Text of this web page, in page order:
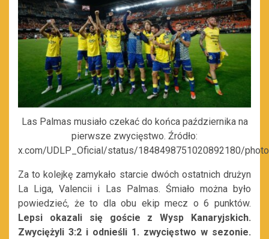
Las Palmas musiało czekać do końca października na
pierwsze zwycięstwo. Źródło:
x.com/UDLP_Oficial/status/1848498751020892180/
Za to kolejkę zamykało starcie dwóch ostatnich drużyn
La Liga, Valencii i Las Palmas. Śmiało można było
powiedzieć, że to dla obu ekip mecz o 6 punktów.
Lepsi okazali się goście z Wysp Kanaryjskich.
Zwyciężyli 3:2 i odnieśli 1. zwycięstwo w sezonie.